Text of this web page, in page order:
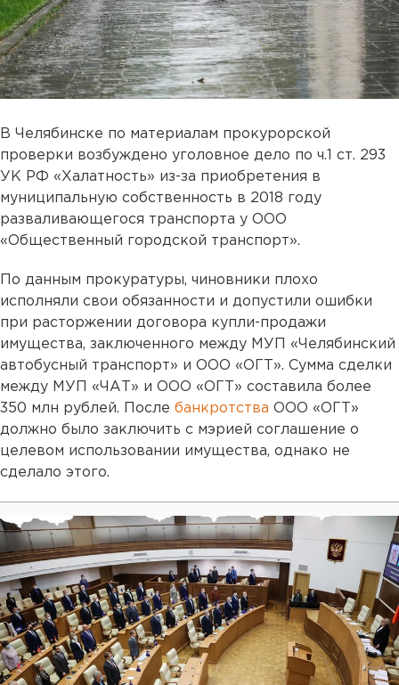
В Челябинске по материалам прокурорской
проверки возбуждено уголовное дело по ч.1 ст. 293
УК РФ «Халатность» из-за приобретения в
муниципальную собственность в 2018 году
разваливающегося транспорта у ООО
«Общественный городской транспорт».
По данным прокуратуры, чиновники плохо
исполняли свои обязанности и допустили ошибки
при расторжении договора купли-продажи
имущества, заключенного между МУП «Челябинский
автобусный транспорт» и ООО «ОГТ». Сумма сделки
между МУП «ЧАТ» и ООО «ОГТ» составила более
350 млн рублей. После банкротства ООО «ОГТ»
должно было заключить с мэрией соглашение о
целевом использовании имущества, однако не
сделало этого.